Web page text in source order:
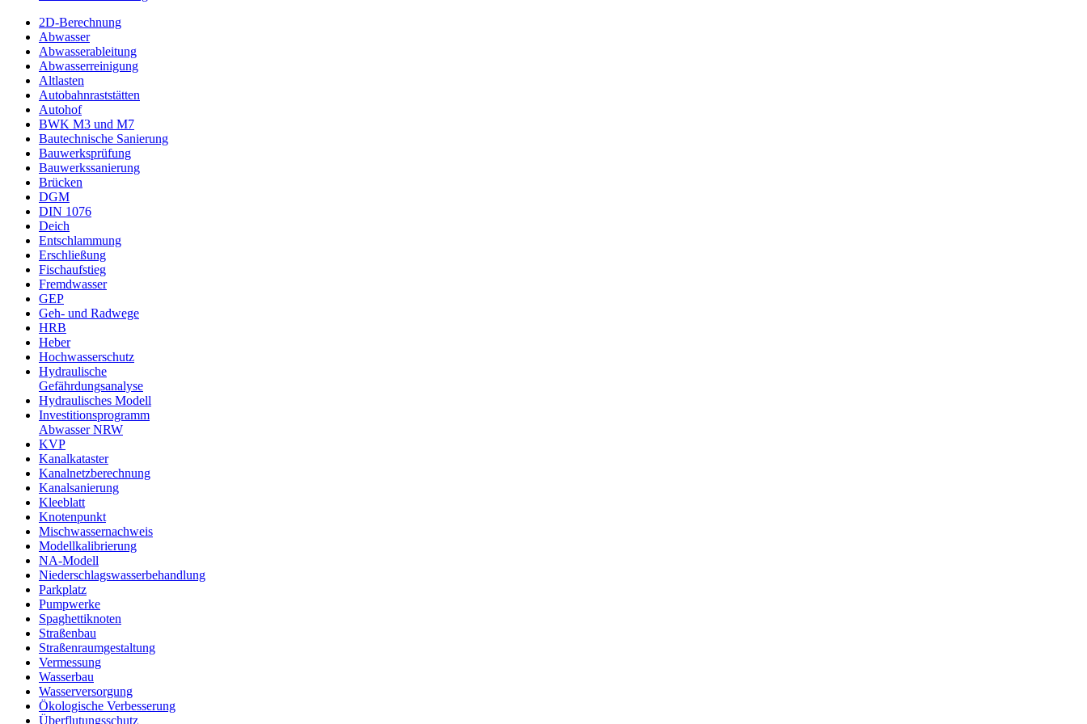
2D-Berechnung
Abwasser
Abwasserableitung
Abwasserreinigung
Altlasten
Autobahnraststätten
Autohof
BWK M3 und M7
Bautechnische Sanierung
Bauwerksprüfung
Bauwerkssanierung
Brücken
DGM
DIN 1076
Deich
Entschlammung
Erschließung
Fischaufstieg
Fremdwasser
GEP
Geh- und Radwege
HRB
Heber
Hochwasserschutz
Hydraulische
Gefährdungsanalyse
Hydraulisches Modell
Investitionsprogramm
Abwasser NRW
KVP
Kanalkataster
Kanalnetzberechnung
Kanalsanierung
Kleeblatt
Knotenpunkt
Mischwassernachweis
Modellkalibrierung
NA-Modell
Niederschlagswasserbehandlung
Parkplatz
Pumpwerke
Spaghettiknoten
Straßenbau
Straßenraumgestaltung
Vermessung
Wasserbau
Wasserversorgung
Ökologische Verbesserung
Überflutungsschutz